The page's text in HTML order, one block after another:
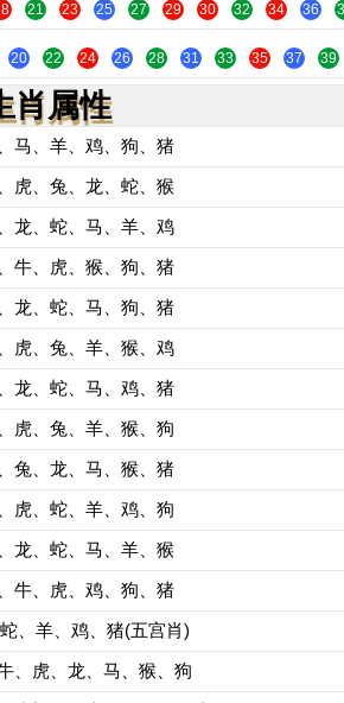
21 23 25 27 29 30 32 34 36
20 22 24 26 28 31 33 35 37 39
肖属性
马、羊、鸡、狗、猪
虎、兔、龙、蛇、猴
龙、蛇、马、羊、鸡
牛、虎、猴、狗、猪
龙、蛇、马、狗、猪
虎、兔、羊、猴、鸡
龙、蛇、马、鸡、猪
虎、兔、羊、猴、狗
兔、龙、马、猴、猪
虎、蛇、羊、鸡、狗
龙、蛇、马、羊、猴
牛、虎、鸡、狗、猪
、羊、鸡、猪(五宫肖)
、虎、龙、马、猴、狗